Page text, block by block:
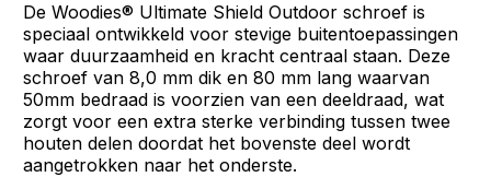
De Woodies® Ultimate Shield Outdoor schroef is
speciaal ontwikkeld voor stevige buitentoepassingen
waar duurzaamheid en kracht centraal staan. Deze
schroef van 8,0 mm dik en 80 mm lang waarvan
50mm bedraad is voorzien van een deeldraad, wat
zorgt voor een extra sterke verbinding tussen twee
houten delen doordat het bovenste deel wordt
aangetrokken naar het onderste.